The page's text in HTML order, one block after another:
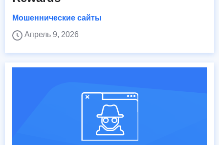
Мошеннические сайты
Апрель 9, 2026